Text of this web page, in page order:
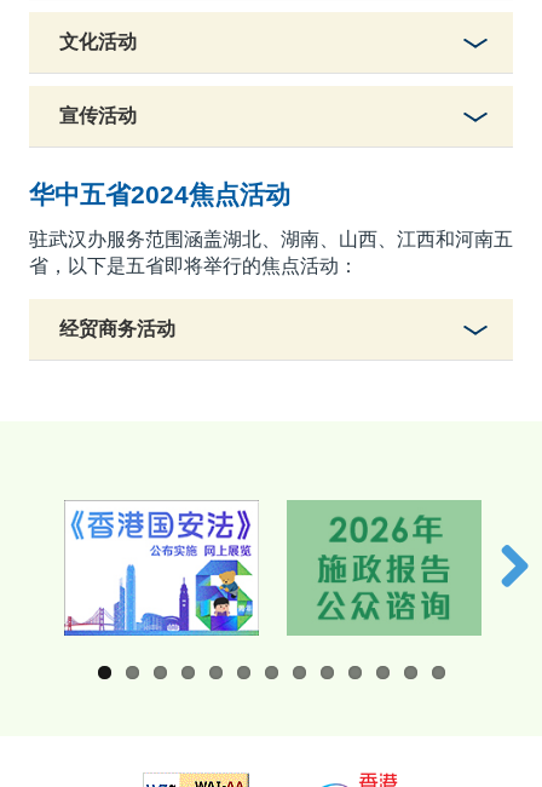
文化活动
宣传活动
华中五省2024焦点活动
驻武汉办服务范围涵盖湖北、湖南、山西、江西和河南五
省，以下是五省即将举行的焦点活动：
经贸商务活动